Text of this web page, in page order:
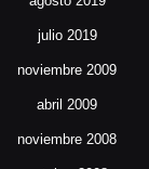
julio 2019
noviembre 2009
abril 2009
noviembre 2008